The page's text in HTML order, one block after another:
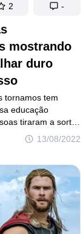
mostrando
duro
13/08/2022
tornamos tem
educação
tiraram a sorte
o amor
outras, se tornam
2 -